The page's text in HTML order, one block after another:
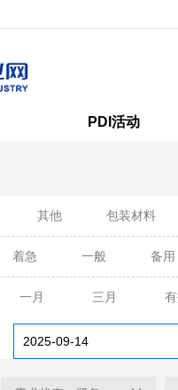
PDI活动
其他 包装材料
着急 一般 备用
一月 三月